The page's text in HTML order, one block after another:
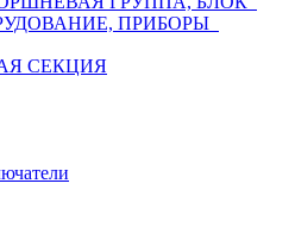
ПРИБОРЫ
СЕКЦИЯ